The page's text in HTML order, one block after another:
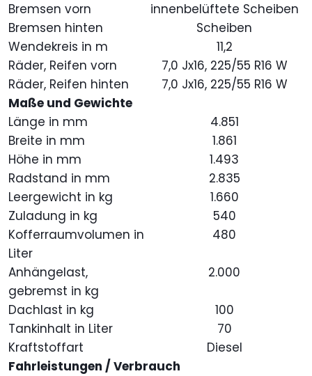
Bremsen vorn
innenbelüftete Scheiben
Bremsen hinten
Scheiben
Wendekreis in m
11,2
Räder, Reifen vorn
7,0 Jx16, 225/55 R16 W
Räder, Reifen hinten
7,0 Jx16, 225/55 R16 W
Maße und Gewichte
Länge in mm
4.851
Breite in mm
1.861
Höhe in mm
1.493
Radstand in mm
2.835
Leergewicht in kg
1.660
Zuladung in kg
540
Kofferraumvolumen in
Liter
480
Anhängelast,
gebremst in kg
2.000
Dachlast in kg
100
Tankinhalt in Liter
70
Kraftstoffart
Diesel
Fahrleistungen / Verbrauch